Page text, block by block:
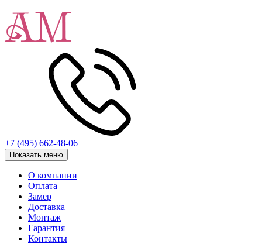
+7 (495) 662-48-06
Показать меню
О компании
Оплата
Замер
Доставка
Монтаж
Гарантия
Контакты